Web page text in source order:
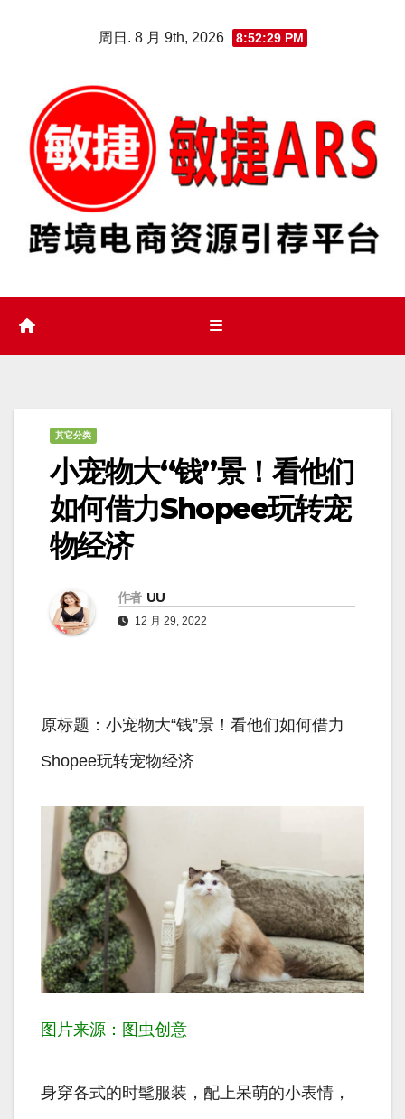
周日. 8 月 9th, 2026 8:52:30 PM
其它分类
小宠物大“钱”景！看他们
如何借力Shopee玩转宠
物经济
作者 UU
12 月 29, 2022
原标题：小宠物大“钱”景！看他们如何借力
Shopee玩转宠物经济
图片来源：图虫创意
身穿各式的时髦服装，配上呆萌的小表情，